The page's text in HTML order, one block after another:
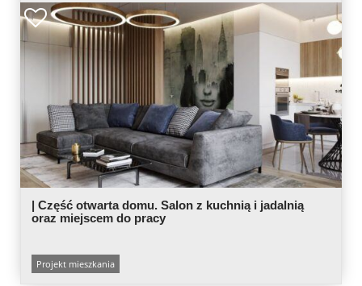
| Część otwarta domu. Salon z kuchnią i jadalnią
oraz miejscem do pracy
Projekt mieszkania